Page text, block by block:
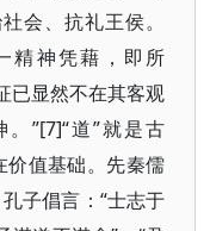
会、抗礼王侯。
精神凭藉，即所
已显然不在其客观
”[7]“道”就是古
价值基础。先秦儒
子倡言：“士志于